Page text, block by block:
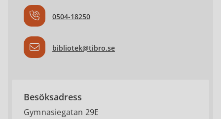
0504-18250
bibliotek@tibro.se
Besöksadress
Gymnasiegatan 29E